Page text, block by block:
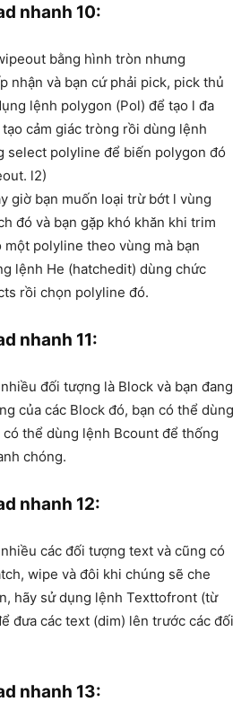
nhanh 10:
bằng hình tròn nhưng
nhận và bạn cứ phải pick, pick thủ
lệnh polygon (Pol) để tạo l đa
cảm giác tròng rồi dùng lệnh
select polyline để biến polygon đó
l2)
giờ bạn muốn loại trừ bớt l vùng
đó và bạn gặp khó khăn khi trim
một polyline theo vùng mà bạn
lệnh He (hatchedit) dùng chức
rồi chọn polyline đó.
nhanh 11:
đối tượng là Block và bạn đang
của các Block đó, bạn có thể dùng
thể dùng lệnh Bcount để thống
chóng.
nhanh 12:
các đối tượng text và cũng có
wipe và đôi khi chúng sẽ che
hãy sử dụng lệnh Texttofront (từ
đưa các text (dim) lên trước các đối
nhanh 13: